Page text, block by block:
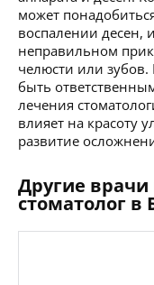
может
воспалении десен,
неправильном
челюсти или зубов.
быть
лечения
влияет на красоту
развитие
Другие врачи
стоматолог в